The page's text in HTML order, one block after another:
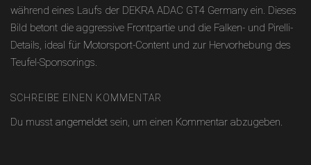
während eines Laufs der DEKRA ADAC GT4 Germany ein. Dieses
Bild betont die aggressive Frontpartie und die Falken- und Pirelli-
Details, ideal für Motorsport-Content und zur Hervorhebung des
Teufel-Sponsorings.
SCHREIBE EINEN KOMMENTAR
Du musst angemeldet sein, um einen Kommentar abzugeben.